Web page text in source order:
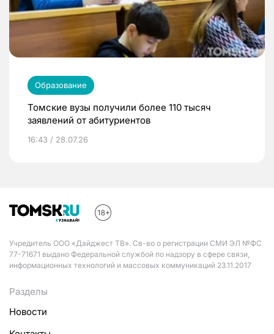
Образование
Томские вузы получили более 110 тысяч
заявлений от абитуриентов
16:43 / 28.07.26
Учредитель ООО «Дайджест ТВ». Св-во о регистрации СМИ ЭЛ №ФС
77-71671 выдано Федеральной службой по надзору в сфере связи,
информационных технологий и массовых коммуникаций 23.11.2017
Разделы
Новости